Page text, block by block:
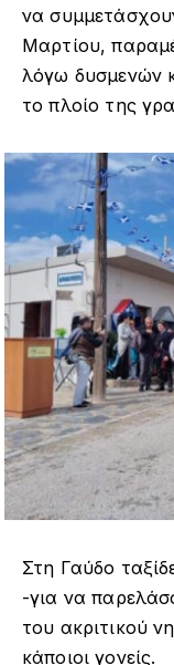
να
Μαρτίου,
λόγω δυσμενών
το πλοίο της
Στη Γαύδο
-για να
του ακριτικού
κάποιοι γονείς.